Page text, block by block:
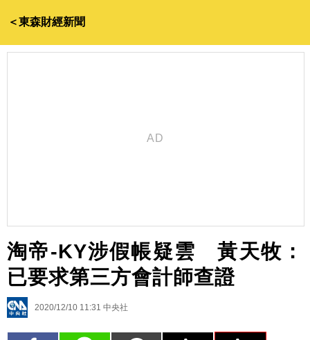
＜東森財經新聞
淘帝-KY涉假帳疑雲 黃天牧：
已要求第三方會計師查證
2020/12/10 11:31 中央社